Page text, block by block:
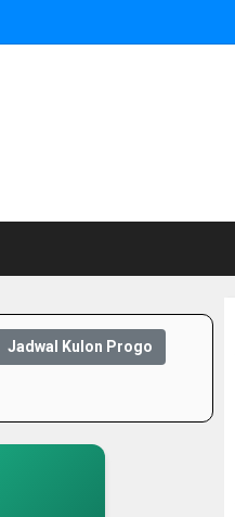
Jadwal Kulon Progo